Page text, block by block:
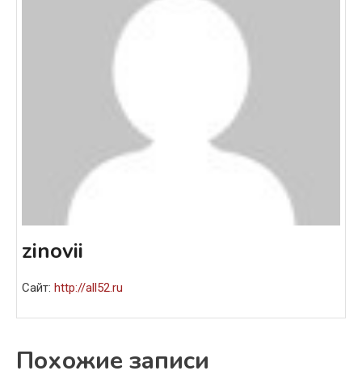
zinovii
Сайт: http://all52.ru
Похожие записи